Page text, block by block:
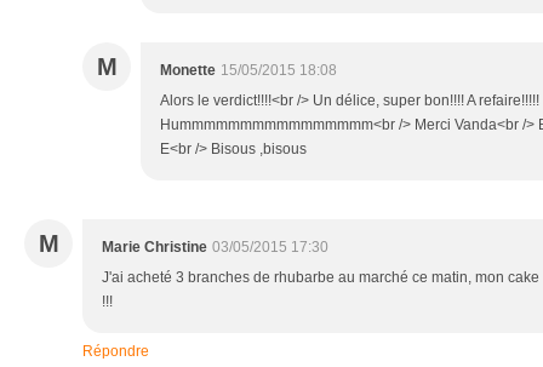
M Monette 15/05/2015 18:08
Alors le verdict!!!!<br /> Un délice, super bon!!!! A refaire!!!!!
Hummmmmmmmmmmmmmmm<br /> Merci Vanda<br /
E<br /> Bisous ,bisous
M Marie Christine 03/05/2015 17:30
J'ai acheté 3 branches de rhubarbe au marché ce matin, mon
!!!
Répondre